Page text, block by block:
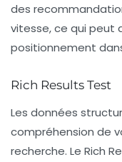
des
vitesse, ce qui peut
positionnement
Rich Results Test
Les données
compréhension de
recherche. Le Rich